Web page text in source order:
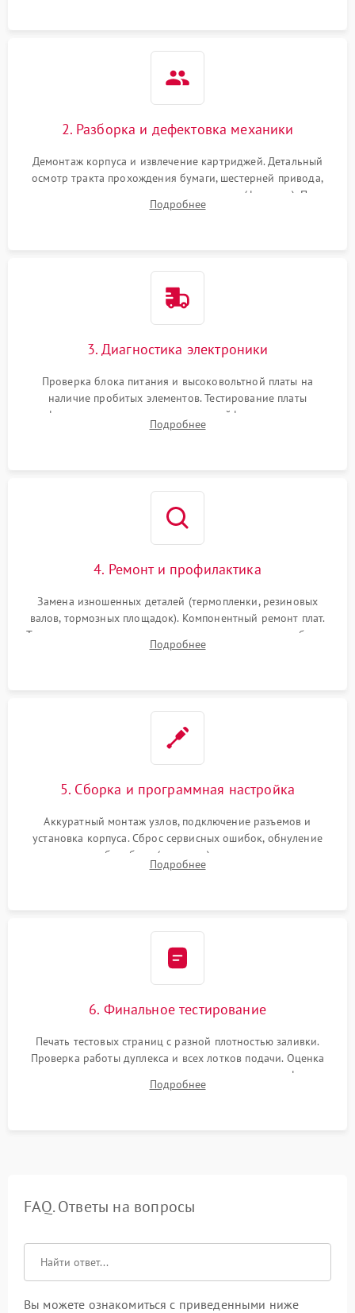
2. Разборка и дефектовка механики
Демонтаж корпуса и извлечение картриджей. Детальный
осмотр тракта прохождения бумаги, шестерней привода,
роликов захвата и узла термозакрепления (фьюзера). Поиск
физического износа и повреждений деталей.
Подробнее
3. Диагностика электроники
Проверка блока питания и высоковольтной платы на
наличие пробитых элементов. Тестирование платы
форматирования, целостности шлейфов, контактов
картриджа и оптопар (датчиков прохождения и наличия
Подробнее
4. Ремонт и профилактика
Замена изношенных деталей (термопленки, резиновых
валов, тормозных площадок). Компонентный ремонт плат.
Тщательная очистка тракта печати, контактов и линз блока
лазера (LSU) от просыпанного тонера и пыли.
Подробнее
5. Сборка и программная настройка
Аккуратный монтаж узлов, подключение разъемов и
установка корпуса. Сброс сервисных ошибок, обнуление
счетчиков абсорбера (памперса) или узла переноса,
обновление прошивки и программная калибровка аппарата.
Подробнее
6. Финальное тестирование
Печать тестовых страниц с разной плотностью заливки.
Проверка работы дуплекса и всех лотков подачи. Оценка
качества запекания тонера и полное отсутствие дефектов
изображения перед выдачей готового устройства.
Подробнее
FAQ. Ответы на вопросы
Вы можете ознакомиться с приведенными ниже